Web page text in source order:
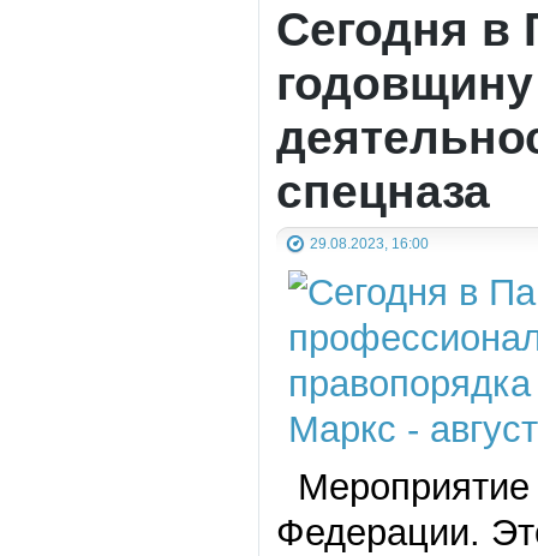
Сегодня в
спецназа
29.08.2023, 16:00
Мероприятие
Федерации.